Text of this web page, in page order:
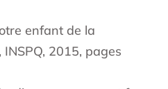
enfant de la
2015, pages